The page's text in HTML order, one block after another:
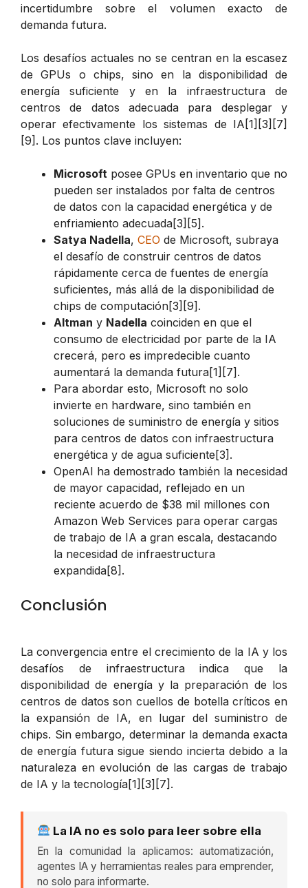
incertidumbre sobre el volumen exacto de
demanda futura.
Los desafíos actuales no se centran en la escasez
de GPUs o chips, sino en la disponibilidad de
energía suficiente y en la infraestructura de
centros de datos adecuada para desplegar y
operar efectivamente los sistemas de IA[1][3][7]
[9]. Los puntos clave incluyen:
Microsoft posee GPUs en inventario que no
pueden ser instalados por falta de centros
de datos con la capacidad energética y de
enfriamiento adecuada[3][5].
Satya Nadella, CEO de Microsoft, subraya
el desafío de construir centros de datos
rápidamente cerca de fuentes de energía
suficientes, más allá de la disponibilidad de
chips de computación[3][9].
Altman y Nadella coinciden en que el
consumo de electricidad por parte de la IA
crecerá, pero es impredecible cuanto
aumentará la demanda futura[1][7].
Para abordar esto, Microsoft no solo
invierte en hardware, sino también en
soluciones de suministro de energía y sitios
para centros de datos con infraestructura
energética y de agua suficiente[3].
OpenAI ha demostrado también la necesidad
de mayor capacidad, reflejado en un
reciente acuerdo de $38 mil millones con
Amazon Web Services para operar cargas
de trabajo de IA a gran escala, destacando
la necesidad de infraestructura
expandida[8].
Conclusión
La convergencia entre el crecimiento de la IA y los
desafíos de infraestructura indica que la
disponibilidad de energía y la preparación de los
centros de datos son cuellos de botella críticos en
la expansión de IA, en lugar del suministro de
chips. Sin embargo, determinar la demanda exacta
de energía futura sigue siendo incierta debido a la
naturaleza en evolución de las cargas de trabajo
de IA y la tecnología[1][3][7].
La IA no es solo para leer sobre ella
En la comunidad la aplicamos: automatización,
agentes IA y herramientas reales para emprender,
no solo para informarte.